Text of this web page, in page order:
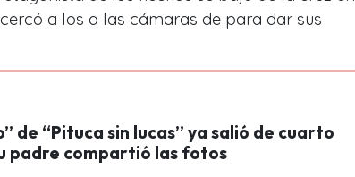
a los a las cámaras de para dar sus
de “Pituca sin lucas” ya salió de cuarto
padre compartió las fotos